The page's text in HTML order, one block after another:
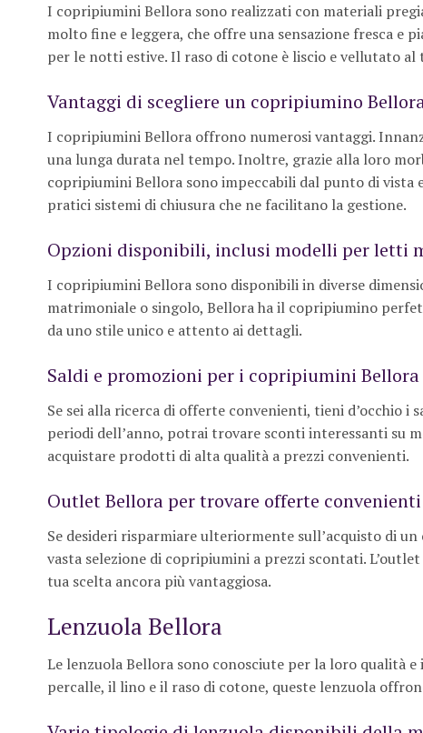
I copripiumini Bellora sono realizzati con materiali
molto fine e leggera, che offre una sensazione fresca e
per le notti estive. Il raso di cotone è liscio e vellutato
Vantaggi di scegliere un copripiumino
I copripiumini Bellora offrono numerosi vantaggi.
una lunga durata nel tempo. Inoltre, grazie alla loro
copripiumini Bellora sono impeccabili dal punto di vista
pratici sistemi di chiusura che ne facilitano la gestione.
Opzioni disponibili, inclusi modelli per letti
I copripiumini Bellora sono disponibili in diverse
matrimoniale o singolo, Bellora ha il copripiumino
da uno stile unico e attento ai dettagli.
Saldi e promozioni per i copripiumini Bellora
Se sei alla ricerca di offerte convenienti, tieni d’occhio
periodi dell’anno, potrai trovare sconti interessanti su
acquistare prodotti di alta qualità a prezzi convenienti.
Outlet Bellora per trovare offerte convenienti
Se desideri risparmiare ulteriormente sull’acquisto di
vasta selezione di copripiumini a prezzi scontati.
tua scelta ancora più vantaggiosa.
Lenzuola Bellora
Le lenzuola Bellora sono conosciute per la loro qualità
percalle, il lino e il raso di cotone, queste lenzuola